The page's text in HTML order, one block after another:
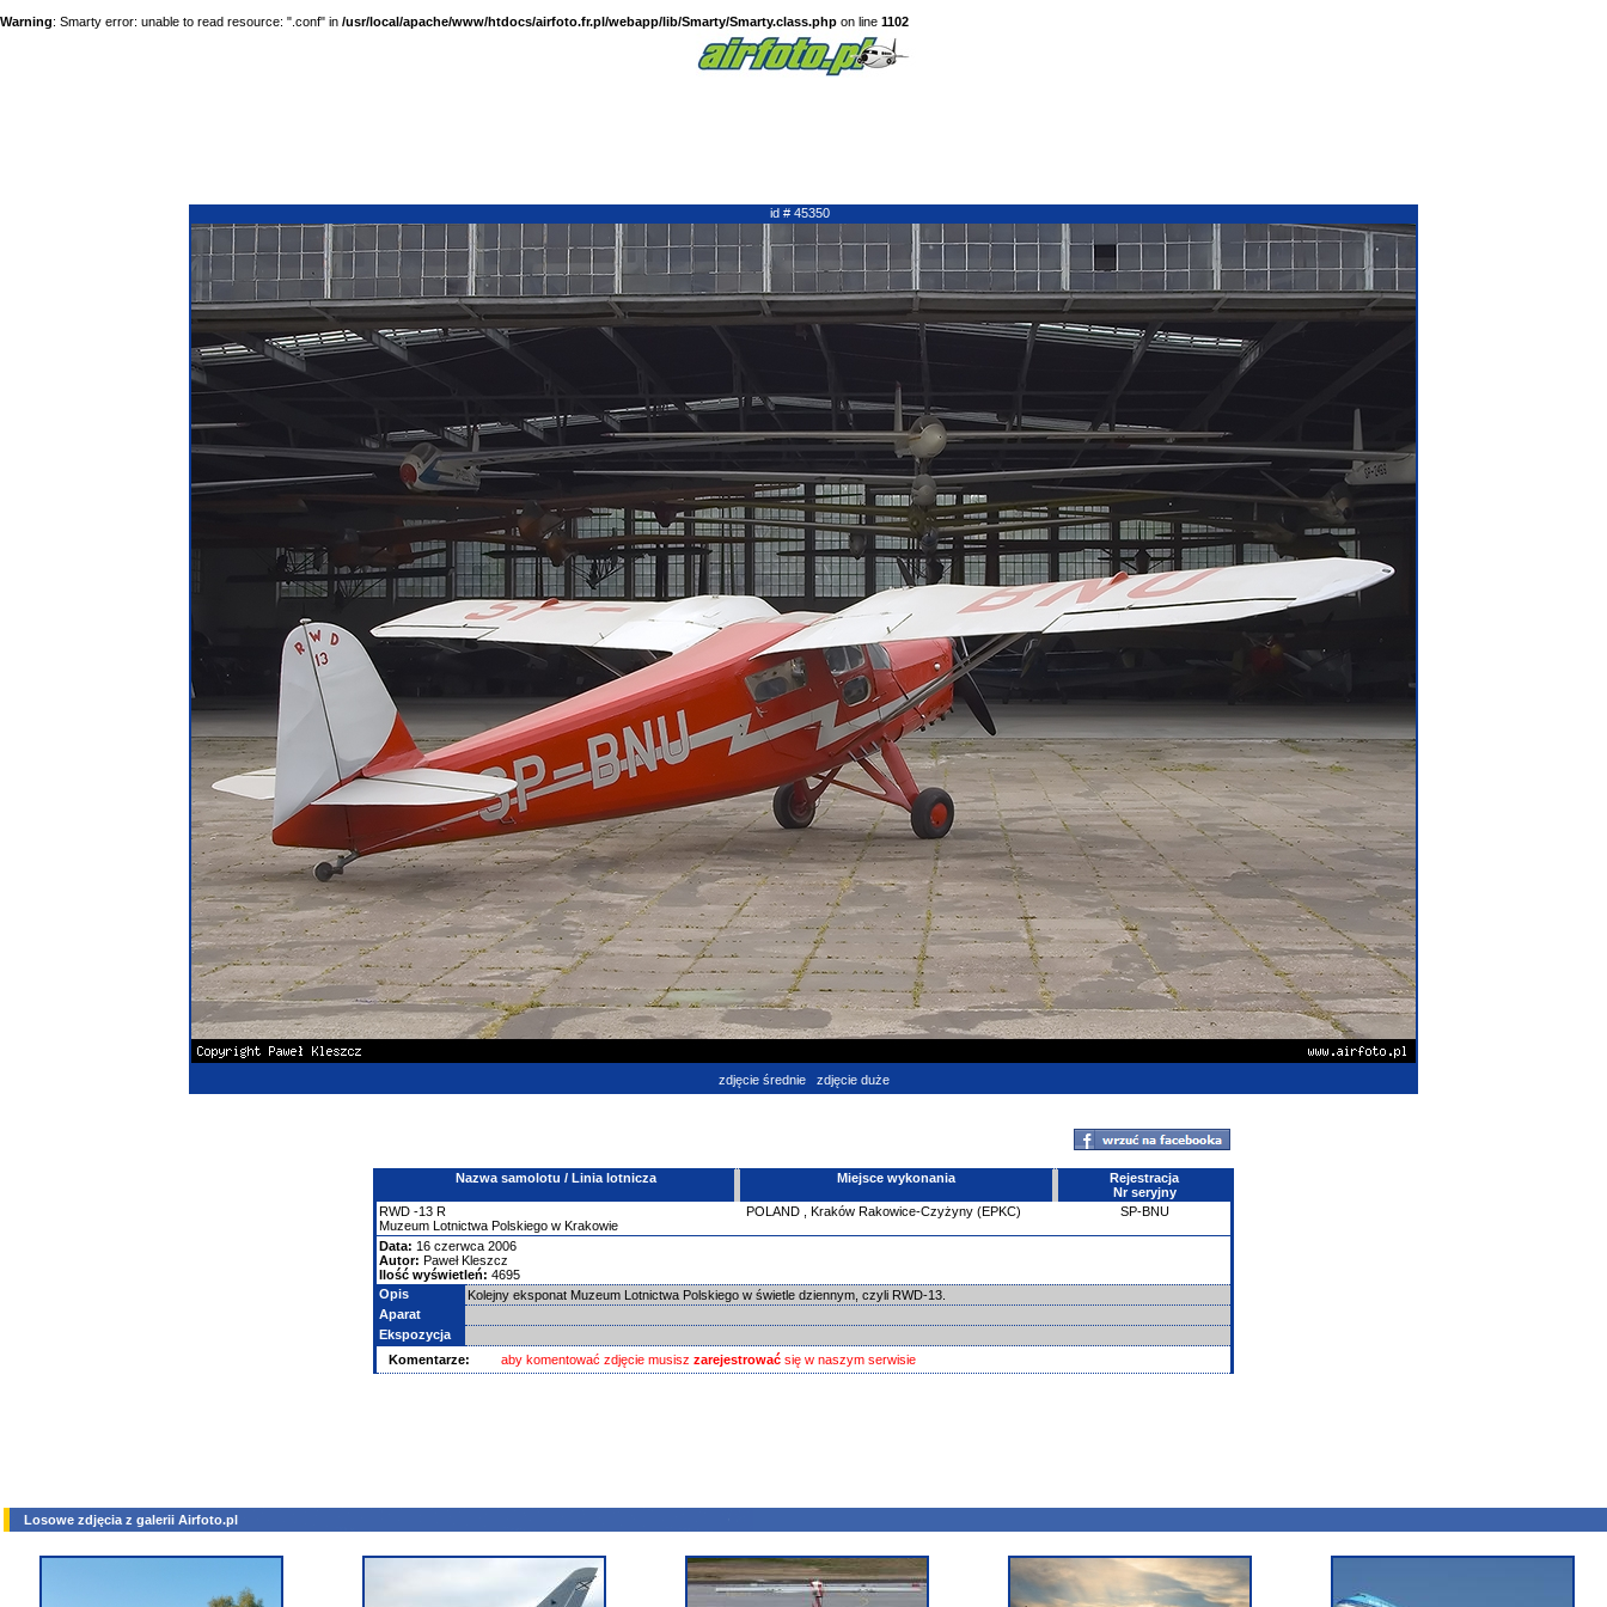
Warning: Smarty error: unable to read resource: ".conf" in /usr/local/apache/www/htdocs/airfoto.fr.pl/webapp/lib/Smarty/Smarty.class.php on line 1102
id # 45350
zdjęcie średnie zdjęcie duże
Nazwa samolotu / Linia lotnicza Miejsce wykonania
Rejestracja
Nr seryjny
RWD -13 R
Muzeum Lotnictwa Polskiego w Krakowie
POLAND Kraków Rakowice-Czyżyny (EPKC) SP-BNU
Data: 16 czerwca 2006
Autor: Paweł Kleszcz
Ilość wyświetleń: 4695
Opis
Kolejny eksponat Muzeum Lotnictwa Polskiego w świetle dziennym, czyli RWD-13.
Aparat
Ekspozycja
Komentarze:
aby komentować zdjęcie musisz zarejestrować się w naszym serwisie
Losowe zdjęcia z galerii Airfoto.pl